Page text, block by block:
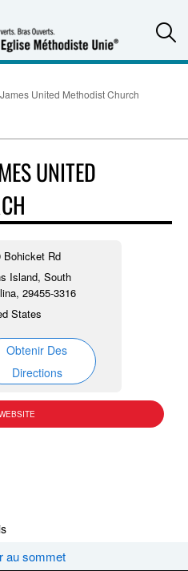
United Methodist Church
UNITED
Bohicket Rd
Island, South
29455-3316
States
Obtenir Des
Directions
au sommet